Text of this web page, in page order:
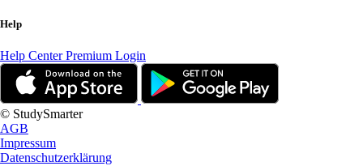
Help
Help CenterPremium Login
© StudySmarter
AGB
Impressum
Datenschutzerklärung